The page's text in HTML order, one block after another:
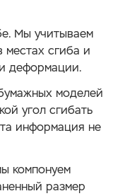
Мы учитываем
местах сгиба и
деформации.
моделей
угол сгибать
информация не
компонуем
размер